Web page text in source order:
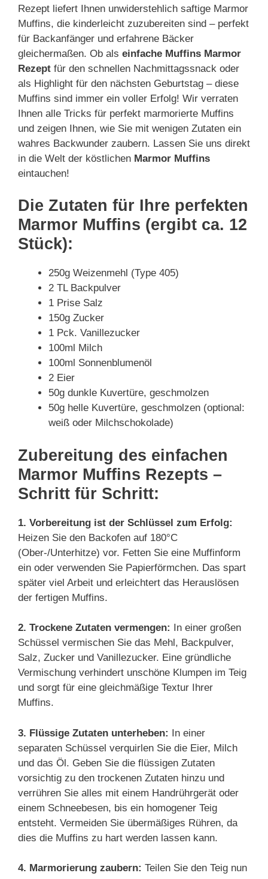
Rezept liefert Ihnen unwiderstehlich saftige Marmor
Muffins, die kinderleicht zuzubereiten sind – perfekt
für Backanfänger und erfahrene Bäcker
gleichermaßen. Ob als einfache Muffins Marmor
Rezept für den schnellen Nachmittagssnack oder
als Highlight für den nächsten Geburtstag – diese
Muffins sind immer ein voller Erfolg! Wir verraten
Ihnen alle Tricks für perfekt marmorierte Muffins
und zeigen Ihnen, wie Sie mit wenigen Zutaten ein
wahres Backwunder zaubern. Lassen Sie uns direkt
in die Welt der köstlichen Marmor Muffins
eintauchen!
Die Zutaten für Ihre perfekten
Marmor Muffins (ergibt ca. 12
Stück):
250g Weizenmehl (Type 405)
2 TL Backpulver
1 Prise Salz
150g Zucker
1 Pck. Vanillezucker
100ml Milch
100ml Sonnenblumenöl
2 Eier
50g dunkle Kuvertüre, geschmolzen
50g helle Kuvertüre, geschmolzen (optional:
weiß oder Milchschokolade)
Zubereitung des einfachen
Marmor Muffins Rezepts –
Schritt für Schritt:
1. Vorbereitung ist der Schlüssel zum Erfolg:
Heizen Sie den Backofen auf 180°C
(Ober-/Unterhitze) vor. Fetten Sie eine Muffinform
ein oder verwenden Sie Papierförmchen. Das spart
später viel Arbeit und erleichtert das Herauslösen
der fertigen Muffins.
2. Trockene Zutaten vermengen: In einer großen
Schüssel vermischen Sie das Mehl, Backpulver,
Salz, Zucker und Vanillezucker. Eine gründliche
Vermischung verhindert unschöne Klumpen im Teig
und sorgt für eine gleichmäßige Textur Ihrer
Muffins.
3. Flüssige Zutaten unterheben: In einer
separaten Schüssel verquirlen Sie die Eier, Milch
und das Öl. Geben Sie die flüssigen Zutaten
vorsichtig zu den trockenen Zutaten hinzu und
verrühren Sie alles mit einem Handrührgerät oder
einem Schneebesen, bis ein homogener Teig
entsteht. Vermeiden Sie übermäßiges Rühren, da
dies die Muffins zu hart werden lassen kann.
4. Marmorierung zaubern: Teilen Sie den Teig nun